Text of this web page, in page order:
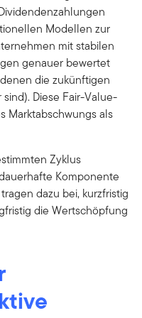
Modellen zur
mit stabilen
genauer bewertet
die zukünftigen
Diese Fair-Value-
Marktabschwungs als
Zyklus
Komponente
dazu bei, kurzfristig
die Wertschöpfung